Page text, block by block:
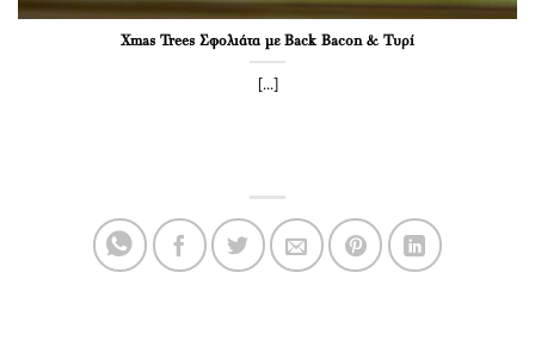
Xmas Trees Σφολιάτα με Back Bacon & Τυρί
[...]